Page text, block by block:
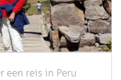
een reis in Peru